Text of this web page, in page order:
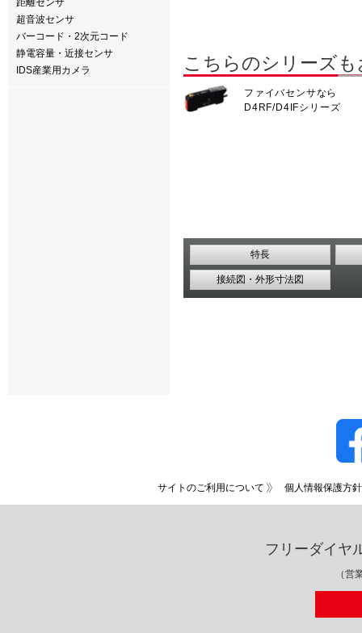
距離センサ
超音波センサ
バーコード・2次元コード
静電容量・近接センサ
IDS産業用カメラ
こちらのシリーズ
ファイバセンサなら
D4RF/D4IFシリーズ
特長
接続図・外形寸法図
サイトのご利用について 個人情報保護方針
フリーダイヤ
（営